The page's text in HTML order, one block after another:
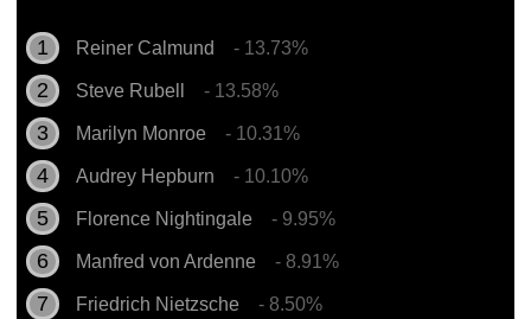
Reiner Calmund - 13.73%
Steve Rubell - 13.58%
Marilyn Monroe - 10.31%
Audrey Hepburn - 10.10%
Florence Nightingale - 9.95%
Manfred von Ardenne - 8.91%
Friedrich Nietzsche - 8.50%